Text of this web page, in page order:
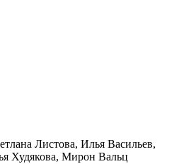
Листова, Илья Васильев,
Худякова, Мирон Вальц